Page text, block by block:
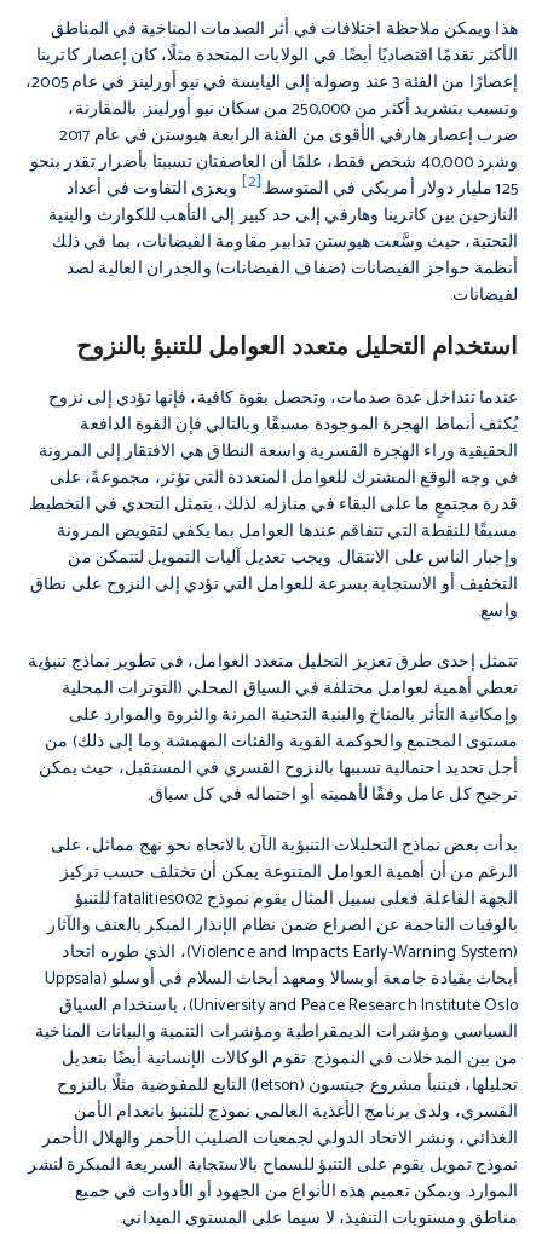
هذا ويمكن ملاحظة اختلافات في أثر الصدمات المناخية في المناطق
الأكثر تقدمًا اقتصاديًا أيضًا. في الولايات المتحدة مثلًا، كان إعصار كاترينا
إعصارًا من الفئة 3 عند وصوله إلى اليابسة في نيو أورلينز في عام 2005،
وتسبب بتشريد أكثر من 250,000 من سكان نيو أورلينز. بالمقارنة،
ضرب إعصار هارفي الأقوى من الفئة الرابعة هيوستن في عام 2017
وشرد 40,000 شخص فقط، علمًا أن العاصفتان تسببتا بأضرار تقدر بنحو
125 مليار دولار أمريكي في المتوسط.
[2]
ويعزى التفاوت في أعداد
النازحين بين كاترينا وهارفي إلى حد كبير إلى التأهب للكوارث والبنية
التحتية، حيث وسَّعت هيوستن تدابير مقاومة الفيضانات، بما في ذلك
أنظمة حواجز الفيضانات (ضفاف الفيضانات) والجدران العالية لصد
لفيضانات.
استخدام التحليل متعدد العوامل للتنبؤ بالنزوح
عندما تتداخل عدة صدمات، وتحصل بقوة كافية، فإنها تؤدي إلى نزوح
يُكثف أنماط الهجرة الموجودة مسبقًا. وبالتالي فإن القوة الدافعة
الحقيقية وراء الهجرة القسرية واسعة النطاق هي الافتقار إلى المرونة
في وجه الوقع المشترك للعوامل المتعددة التي تؤثر، مجموعةً، على
قدرة مجتمعٍ ما على البقاء في منازله. لذلك، يتمثل التحدي في التخطيط
مسبقًا للنقطة التي تتفاقم عندها العوامل بما يكفي لتقويض المرونة
وإجبار الناس على الانتقال. ويجب تعديل آليات التمويل لتتمكن من
التخفيف أو الاستجابة بسرعة للعوامل التي تؤدي إلى النزوح على نطاق
واسع.
تتمثل إحدى طرق تعزيز التحليل متعدد العوامل، في تطوير نماذج تنبؤية
تعطي أهمية لعوامل مختلفة في السياق المحلي (التوترات المحلية
وإمكانية التأثر بالمناخ والبنية التحتية المرنة والثروة والموارد على
مستوى المجتمع والحوكمة القوية والفئات المهمشة وما إلى ذلك) من
أجل تحديد احتمالية تسببها بالنزوح القسري في المستقبل، حيث يمكن
ترجيح كل عامل وفقًا لأهميته أو احتماله في كل سياق.
بدأت بعض نماذج التحليلات التنبؤية الآن بالاتجاه نحو نهج مماثل، على
الرغم من أن أهمية العوامل المتنوعة يمكن أن تختلف حسب تركيز
الجهة الفاعلة. فعلى سبيل المثال يقوم نموذج fatalities002 للتنبؤ
بالوفيات الناجمة عن الصراع ضمن نظام الإنذار المبكر بالعنف والآثار
(Violence and Impacts Early-Warning System)، الذي طوره اتحاد
أبحاث بقيادة جامعة أوبسالا ومعهد أبحاث السلام في أوسلو (Uppsala
University and Peace Research Institute Oslo)، باستخدام السياق
السياسي ومؤشرات الديمقراطية ومؤشرات التنمية والبيانات المناخية
من بين المدخلات في النموذج. تقوم الوكالات الإنسانية أيضًا بتعديل
تحليلها، فيتنبأ مشروع جيتسون (Jetson) التابع للمفوضية مثلًا بالنزوح
القسري، ولدى برنامج الأغذية العالمي نموذج للتنبؤ بانعدام الأمن
الغذائي، ونشر الاتحاد الدولي لجمعيات الصليب الأحمر والهلال الأحمر
نموذج تمويل يقوم على التنبؤ للسماح بالاستجابة السريعة المبكرة لنشر
الموارد. ويمكن تعميم هذه الأنواع من الجهود أو الأدوات في جميع
مناطق ومستويات التنفيذ، لا سيما على المستوى الميداني.